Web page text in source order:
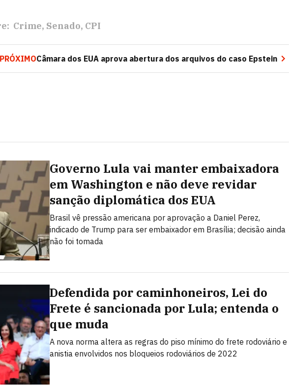
Crime Senado CPI
PRÓXIMOCâmara dos EUA aprova abertura dos arquivos do caso Epstein
Governo Lula vai manter embaixadora
em Washington e não deve revidar
sanção diplomática dos EUA
Brasil vê pressão americana por aprovação a Daniel Perez,
indicado de Trump para ser embaixador em Brasília; decisão ainda
não foi tomada
Defendida por caminhoneiros, Lei do
Frete é sancionada por Lula; entenda o
que muda
A nova norma altera as regras do piso mínimo do frete rodoviário e
anistia envolvidos nos bloqueios rodoviários de 2022